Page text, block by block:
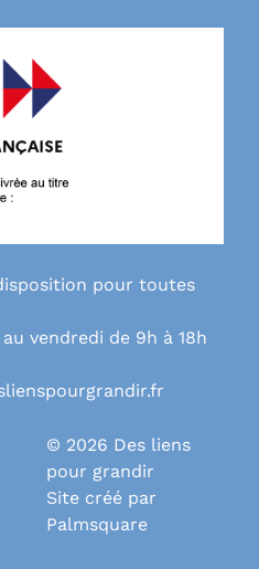
pour toutes
vendredi de 9h à 18h
© 2026 Des liens
pour grandir
Site créé par
Palmsquare